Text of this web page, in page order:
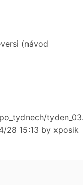
(návod
28 15:13 by xposik